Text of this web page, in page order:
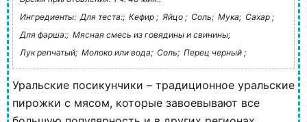
Ингредиенты: Для теста:; Кефир ; Яйцо ; Соль; Мука; Сахар ;
Для фарша:; Мясная смесь из говядины и свинины;
Лук репчатый; Молоко или вода; Соль; Перец черный ;
Уральские посикунчики – традиционное уральские
пирожки с мясом, которые завоевывают все